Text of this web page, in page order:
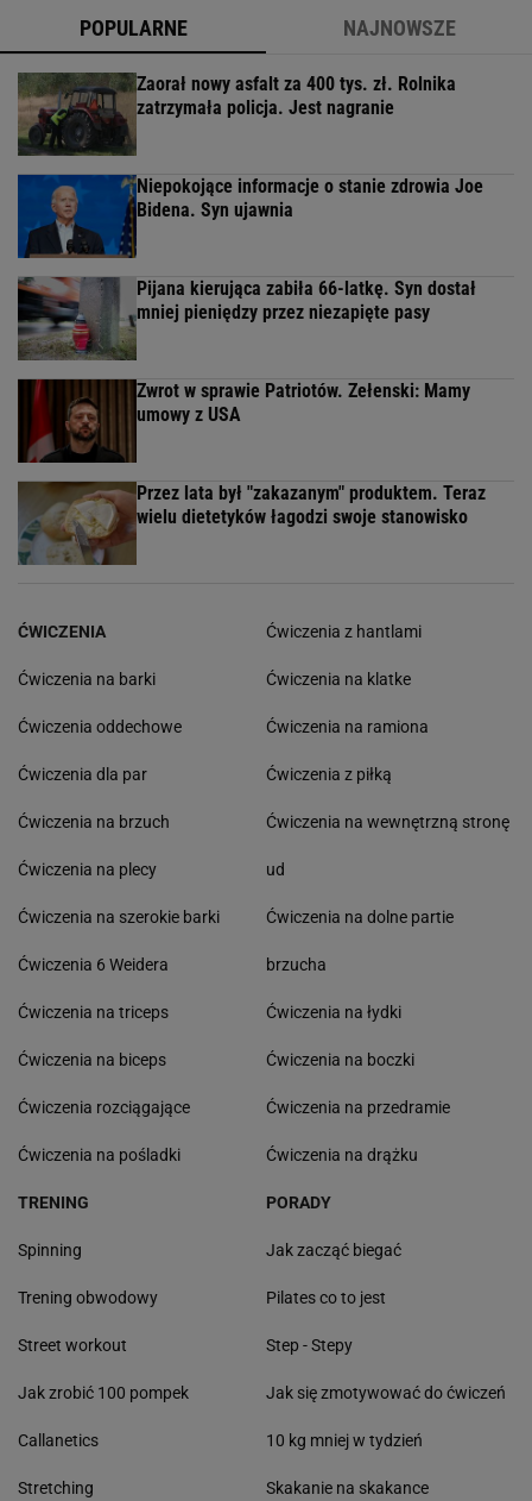
POPULARNE NAJNOWSZE
Zaorał nowy asfalt za 400 tys. zł. Rolnika
zatrzymała policja. Jest nagranie
Niepokojące informacje o stanie zdrowia Joe
Bidena. Syn ujawnia
Pijana kierująca zabiła 66-latkę. Syn dostał
mniej pieniędzy przez niezapięte pasy
Zwrot w sprawie Patriotów. Zełenski: Mamy
umowy z USA
Przez lata był "zakazanym" produktem. Teraz
wielu dietetyków łagodzi swoje stanowisko
ĆWICZENIA
Ćwiczenia na barki
Ćwiczenia oddechowe
Ćwiczenia dla par
Ćwiczenia na brzuch
Ćwiczenia na plecy
Ćwiczenia na szerokie barki
Ćwiczenia 6 Weidera
Ćwiczenia na triceps
Ćwiczenia na biceps
Ćwiczenia rozciągające
Ćwiczenia na pośladki
Ćwiczenia z hantlami
Ćwiczenia na klatke
Ćwiczenia na ramiona
Ćwiczenia z piłką
Ćwiczenia na wewnętrzną stronę
ud
Ćwiczenia na dolne partie
brzucha
Ćwiczenia na łydki
Ćwiczenia na boczki
Ćwiczenia na przedramie
Ćwiczenia na drążku
TRENING
Spinning
Trening obwodowy
Street workout
Jak zrobić 100 pompek
Callanetics
Stretching
PORADY
Jak zacząć biegać
Pilates co to jest
Step - Stepy
Jak się zmotywować do ćwiczeń
10 kg mniej w tydzień
Skakanie na skakance